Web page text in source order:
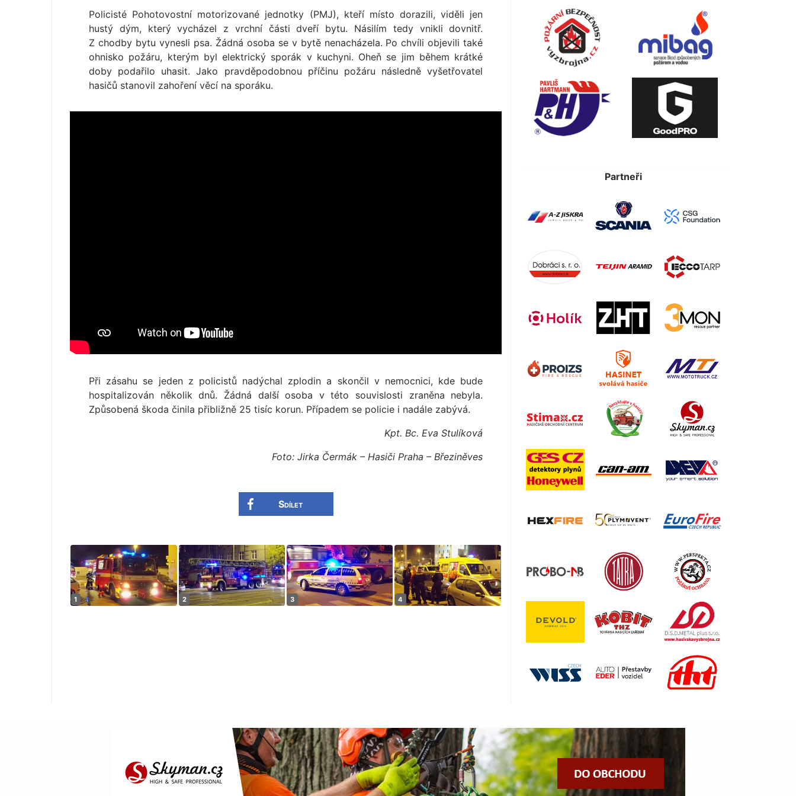
Policisté Pohotovostní motorizované jednotky (PMJ), kteří místo dorazili, viděli jen
hustý dým, který vycházel z vrchní části dveří bytu. Násilím tedy vnikli dovnitř.
Z chodby bytu vynesli psa. Žádná osoba se v bytě nenacházela. Po chvíli objevili také
ohnisko požáru, kterým byl elektrický sporák v kuchyni. Oheň se jim během krátké
doby podařilo uhasit. Jako pravděpodobnou příčinu požáru následně vyšetřovatel
hasičů stanovil zahoření věcí na sporáku.
Při zásahu se jeden z policistů nadýchal zplodin a skončil v nemocnici, kde bude
hospitalizován několik dnů. Žádná další osoba v této souvislosti zraněna nebyla.
Způsobená škoda činila přibližně 25 tisíc korun. Případem se policie i nadále zabývá.
Kpt. Bc. Eva Stulíková
Foto: Jirka Čermák – Hasiči Praha – Březiněves
Sdílet
Partneři